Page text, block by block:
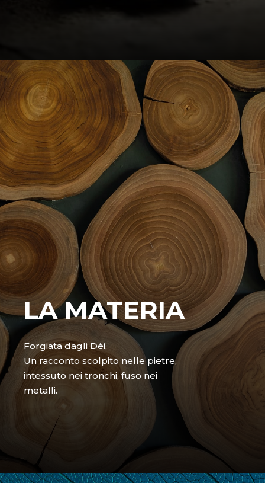
LA MATERIA
Forgiata dagli Dèi.
Un racconto scolpito nelle pietre,
intessuto nei tronchi, fuso nei
metalli.